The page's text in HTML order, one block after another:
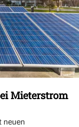
Mieterstrom
neuen